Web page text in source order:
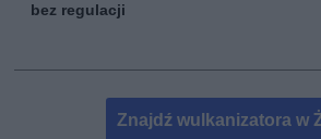
bez regulacji
Znajdź wulkanizatora w